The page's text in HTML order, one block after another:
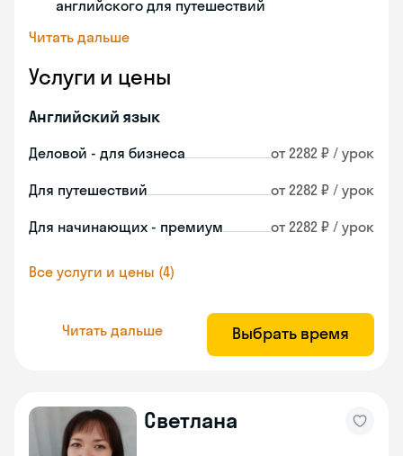
английского для путешествий
Читать дальше
Услуги и цены
Английский язык
Деловой - для бизнеса от 2282 ₽ / урок
Для путешествий от 2282 ₽ / урок
Для начинающих - премиум от 2282 ₽ / урок
Все услуги и цены (4)
Читать дальше Выбрать время
Светлана